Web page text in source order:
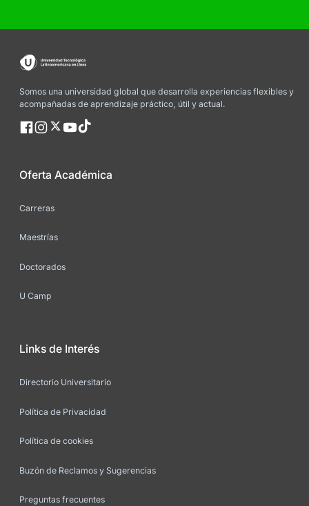
Somos una universidad global que desarrolla experiencias flexibles y
acompañadas de aprendizaje práctico, útil y actual.
Oferta Académica
Carreras
Maestrías
Doctorados
U Camp
Links de Interés
Directorio Universitario
Política de Privacidad
Política de cookies
Buzón de Reclamos y Sugerencias
Preguntas frecuentes